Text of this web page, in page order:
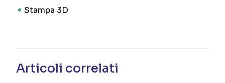
Stampa 3D
Articoli correlati